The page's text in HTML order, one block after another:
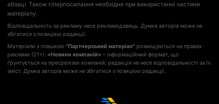
абзаці. Також гіперпосилання необхідне при використанні частини
матеріалу.
Відповідальність за рекламу несе рекламодавець. Думка авторів може не
збігатися з позицією редакції.
Матеріали з плашкою "Партнерський матеріал" розміщуються на правах
реклами (21+). «Новини компаній» – інформаційний формат, що
ґрунтується на пресрелізах компаній; редакція не несе відповідальності за їх
зміст. Думка авторів може не збігатися з позицією редакції.